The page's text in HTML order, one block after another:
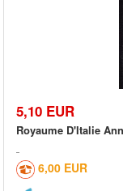
5,10 EUR
Royaume D'Italie
6,00 EUR